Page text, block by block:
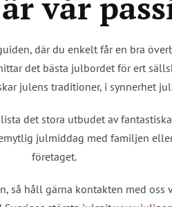
där du enkelt får en bra
det bästa julbordet för ert
julens traditioner, i synnerhet
det stora utbudet av
julmiddag med familjen
företaget.
så håll gärna kontakten med oss